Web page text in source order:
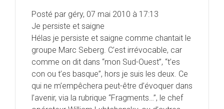
Posté par géry, 07 mai 2010 à 17:13
Je persiste et saigne
Hélas je persiste et saigne comme chantait le
groupe Marc Seberg. C’est irrévocable, car
comme on dit dans “mon Sud-Ouest”, “t’es
con ou t’es basque”, hors je suis les deux. Ce
qui ne m’empêchera peut-être d’évoquer dans
l’avenir, via la rubrique “Fragments…”, le chef